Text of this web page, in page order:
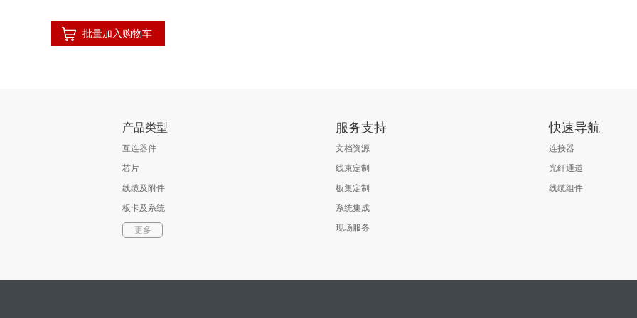
批量加入购物车
产品类型
互连器件
芯片
线缆及附件
板卡及系统
软件更多
服务支持
文档资源
线束定制
板集定制
系统集成
现场服务
快速导航
连接器
光纤通道
线缆组件